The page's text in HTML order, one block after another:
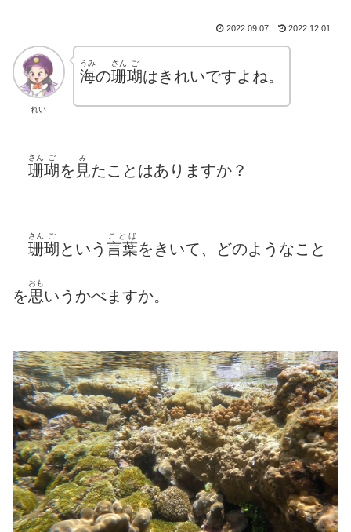
2022.09.07 2022.12.01
れい
海
うみ
の珊
さん
瑚
ご
はきれいですよね。
珊
さん
瑚
ご
を 見
み
たことはありますか？
珊
さん
瑚
ご
という 言葉
ことば
をきいて、どのようなこと
を思
おも
いうかべますか。